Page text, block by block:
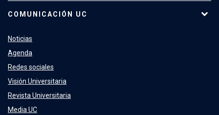
COMUNICACIÓN UC
Noticias
Agenda
Redes sociales
Visión Universitaria
Revista Universitaria
Media UC